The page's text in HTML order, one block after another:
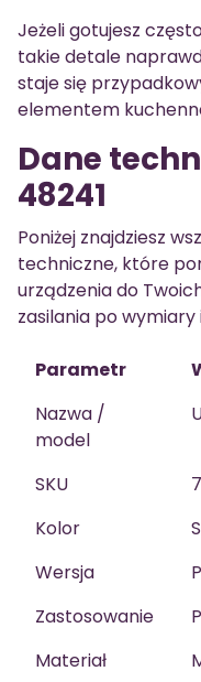
Jeżeli gotujesz
takie detale
staje się
elementem
Dane
48241
Poniżej znajdziesz
techniczne, które
urządzenia do
zasilania po
Parametr
Nazwa /
model
SKU
Kolor
Wersja
Zastosowanie
Materiał